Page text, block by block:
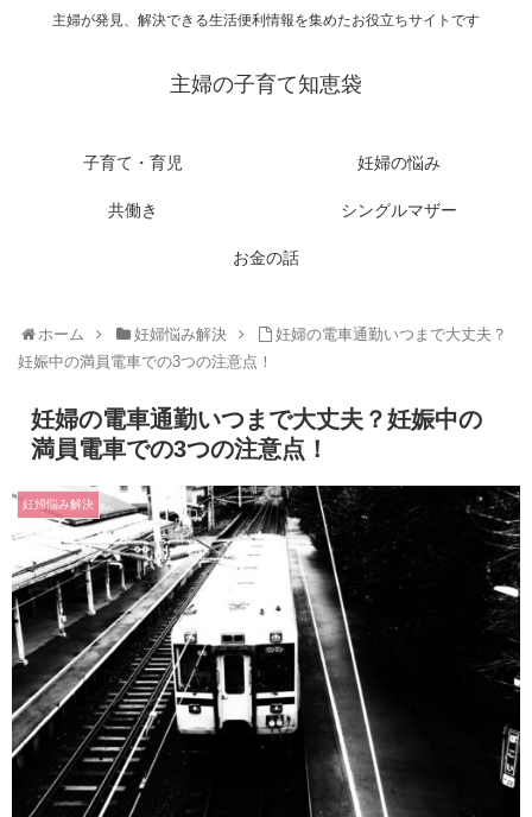
主婦が発見、解決できる生活便利情報を集めたお役立ちサイトです
主婦の子育て知恵袋
子育て・育児 妊婦の悩み
共働き シングルマザー
お金の話
ホーム 妊婦悩み解決
妊婦の電車通勤いつまで大丈夫？
妊娠中の満員電車での3つの注意点！
妊婦の電車通勤いつまで大丈夫？妊娠中の
満員電車での3つの注意点！
妊婦悩み解決